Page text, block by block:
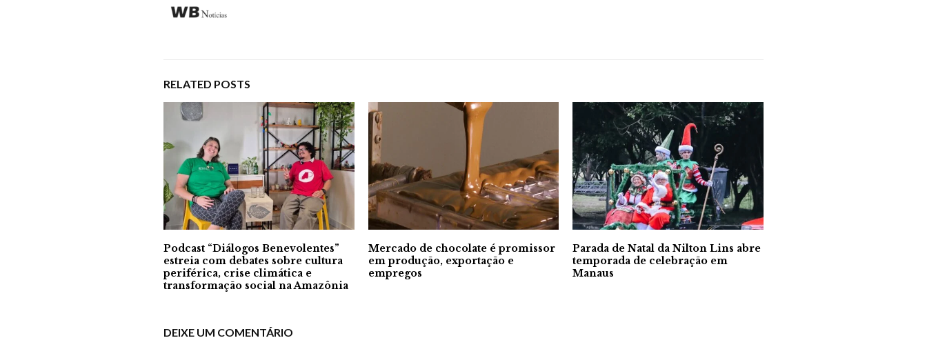
RELATED POSTS
Podcast “Diálogos Benevolentes”
estreia com debates sobre cultura
periférica, crise climática e
transformação social na Amazônia
Mercado de chocolate é promissor
em produção, exportação e
empregos
Parada de Natal da Nilton Lins abre
temporada de celebração em
Manaus
DEIXE UM COMENTÁRIO